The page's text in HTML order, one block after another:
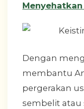
Dengan
membantu
pergerakan
sembelit atau